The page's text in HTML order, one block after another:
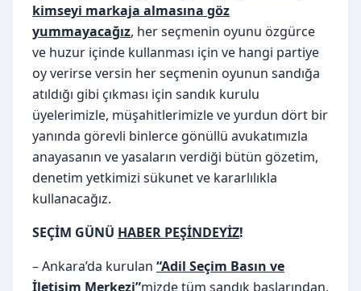
kimseyi markaja almasına göz
yummayacağız, her seçmenin oyunu özgürce
ve huzur içinde kullanması için ve hangi partiye
oy verirse versin her seçmenin oyunun sandığa
atıldığı gibi çıkması için sandık kurulu
üyelerimizle, müşahitlerimizle ve yurdun dört bir
yanında görevli binlerce gönüllü avukatımızla
anayasanın ve yasaların verdiği bütün gözetim,
denetim yetkimizi sükunet ve kararlılıkla
kullanacağız.
SEÇİM GÜNÜ HABER PEŞİNDEYİZ!
– Ankara’da kurulan “Adil Seçim Basın ve
İletişim Merkezi”mizde tüm sandık başlarından,